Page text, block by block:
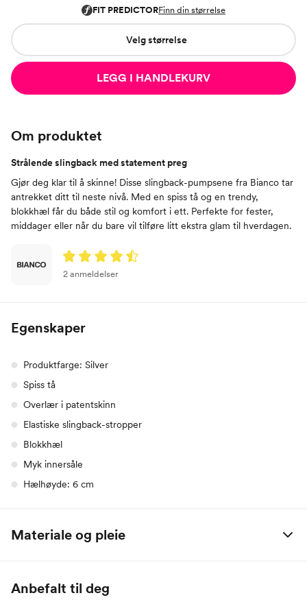
Velg størrelse
LEGG I HANDLEKURV
Om produktet
Strålende slingback med statement preg
Gjør deg klar til å skinne! Disse slingback-pumpsene fra Bianco tar
antrekket ditt til neste nivå. Med en spiss tå og en trendy,
blokkhæl får du både stil og komfort i ett. Perfekte for fester,
middager eller når du bare vil tilføre litt ekstra glam til hverdagen.
2 anmeldelser
Egenskaper
Produktfarge: Silver
Spiss tå
Overlær i patentskinn
Elastiske slingback-stropper
Blokkhæl
Myk innersåle
Hælhøyde: 6 cm
Materiale og pleie
Såle: 100% Termoplastisk gummi
Anbefalt til deg